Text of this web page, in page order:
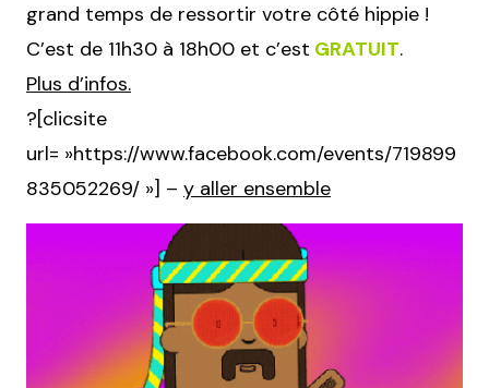
grand temps de ressortir votre côté hippie !
C’est de 11h30 à 18h00 et c’est GRATUIT.
Plus d’infos.
?[clicsite
url= »https://www.facebook.com/events/719899
835052269/ »] – y aller ensemble